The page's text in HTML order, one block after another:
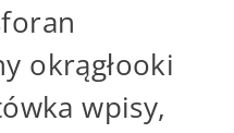
okrągłooki
wpisy,